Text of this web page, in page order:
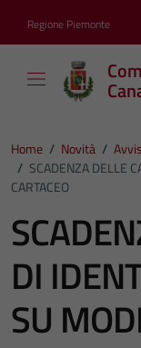
Regione Piemonte
Home / Novità /
/ SCADENZA DELLE
CARTACEO
DI
SU